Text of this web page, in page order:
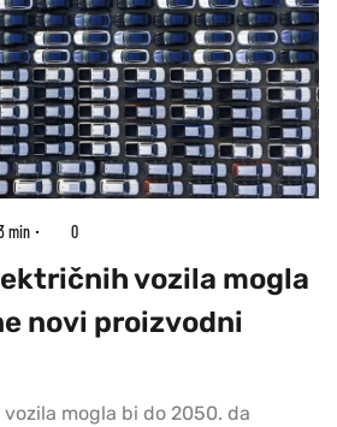
min 0
vozila mogla
novi proizvodni
mogla bi do 2050. da